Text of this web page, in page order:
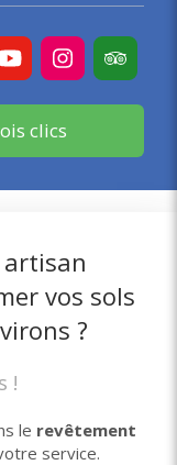
clics
artisan
vos sols
?
!
le revêtement
service.